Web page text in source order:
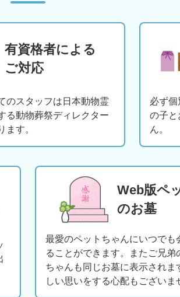
有資格者による
ご対応
のスタッフは日本動物霊
る動物葬祭ディレクター
ます。
必ず
の子と
ん。
Web版ペ
のお墓
最愛のペットちゃんにいつでも
ることができます。またご兄弟
ちゃんも同じお墓に表示されま
しい思いをする心配もございま